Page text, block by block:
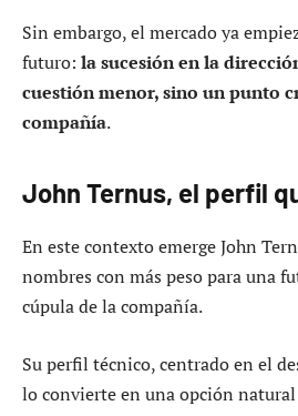
Sin embargo, el mercado ya
futuro: la sucesión en la
cuestión menor, sino un punto
compañía.
John Ternus, el perfil
En este contexto emerge John
nombres con más peso para una
cúpula de la compañía.
Su perfil técnico, centrado en el
lo convierte en una opción